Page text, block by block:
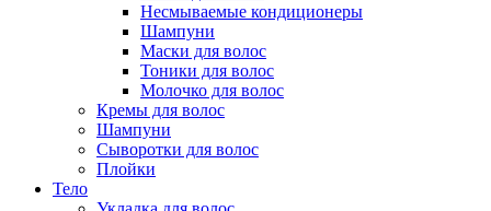
Несмываемые кондиционеры
Шампуни
Маски для волос
Тоники для волос
Молочко для волос
Кремы для волос
Шампуни
Сыворотки для волос
Плойки
Тело